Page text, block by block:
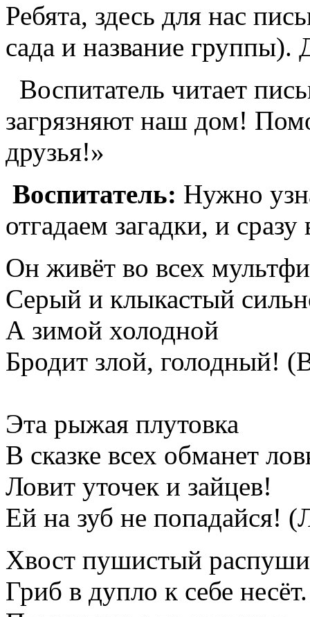
Ребята, здесь для нас
сада и название группы).
Воспитатель читает
загрязняют наш дом!
друзья!»
Воспитатель: Нужно
отгадаем загадки, и
Он живёт во всех
Серый и клыкастый
А зимой холодной
Бродит злой, голодный!
Эта рыжая плутовка
В сказке всех обманет
Ловит уточек и зайцев!
Ей на зуб не попадайся!
Хвост пушистый
Гриб в дупло к себе несёт.